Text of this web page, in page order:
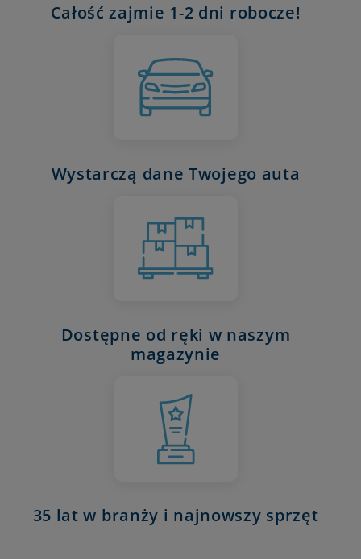
Całość zajmie 1-2 dni robocze!
Wystarczą dane Twojego auta
Dostępne od ręki w naszym
magazynie
35 lat w branży i najnowszy sprzęt